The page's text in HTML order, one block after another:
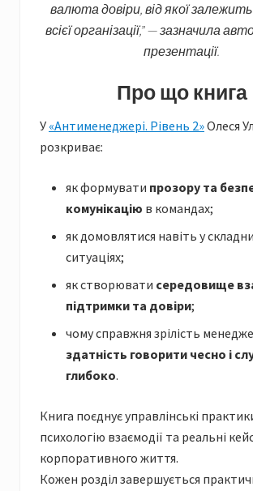
валюта довіри, від якої
всієї організації,” — зазначила
презентації.
Про що книга
У «Антименеджері. Рівень 2»Олеся
розкриває:
як формувати прозору та
комунікацію в командах;
як домовлятися навіть у
ситуаціях;
як створювати середовище
підтримки та довіри;
чому справжня зрілість
здатність говорити чесно і
глибоко.
Книга поєднує управлінські
психологію взаємодії та реальні
корпоративного життя.
Кожен розділ завершується